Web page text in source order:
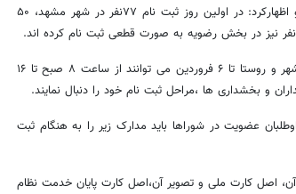
شوراهای اسلامی شهرو روستا در شهرستان مشهد اشاره و اظهارکرد: در اولین روز ثبت نام ۷۷نفر در شهر مشهد، ۵۰
وی افزود: داوطلبان شرکت در انتخابات شوراهای اسلامی شهر و روستا تا ۶ فروردین می توانند از ساعت ۸ صبح تا ۱۶
و بخشداری ها ،مراحل ثبت نام خود را دنبال نمایند.
عضویت در شوراها باید مدارک زیر را به هنگام ثبت
اصل کارت ملی و تصویر آن،اصل کارت پایان خدمت نظام